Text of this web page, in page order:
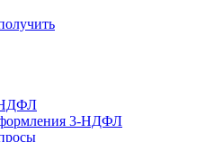
НДФЛ
3-НДФЛ